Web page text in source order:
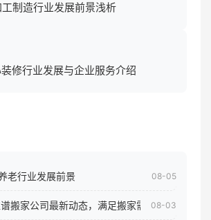
制造行业发展前景浅析
修行业发展与企业服务介绍
老行业发展前景 08-05
搬家公司最新动态，满足搬家需求！08-03